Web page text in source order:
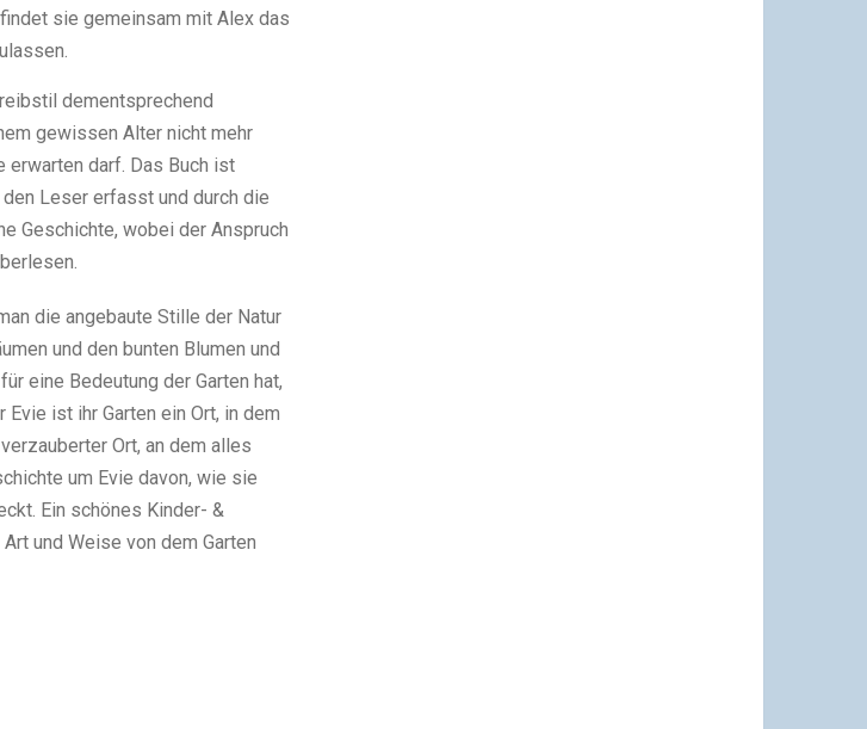
sie gemeinsam mit Alex das
dementsprechend
gewissen Alter nicht mehr
erwarten darf. Das Buch ist
Leser erfasst und durch die
Geschichte, wobei der Anspruch
die angebaute Stille der Natur
und den bunten Blumen und
eine Bedeutung der Garten hat,
ist ihr Garten ein Ort, in dem
Ort, an dem alles
um Evie davon, wie sie
Ein schönes Kinder- &
und Weise von dem Garten